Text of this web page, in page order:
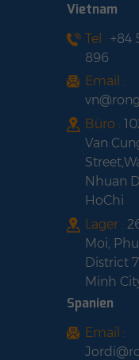
Vietnam
Tel : +84
896
Email :
Büro :
Van
Nhuan
HoChi
Lager :
Moi,
District
Minh
Spanien
Email :